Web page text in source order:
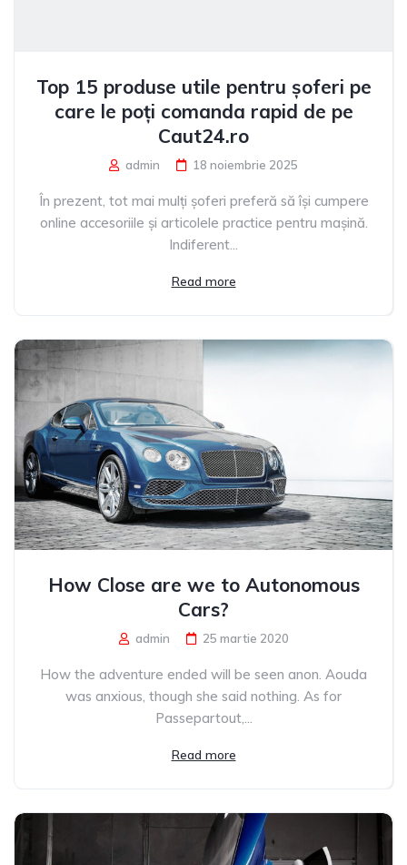
Top 15 produse utile pentru șoferi pe
care le poți comanda rapid de pe
Caut24.ro
admin 18 noiembrie 2025
În prezent, tot mai mulți șoferi preferă să își cumpere
online accesoriile și articolele practice pentru mașină.
Indiferent...
Read more
How Close are we to Autonomous
Cars?
admin 25 martie 2020
How the adventure ended will be seen anon. Aouda
was anxious, though she said nothing. As for
Passepartout,...
Read more